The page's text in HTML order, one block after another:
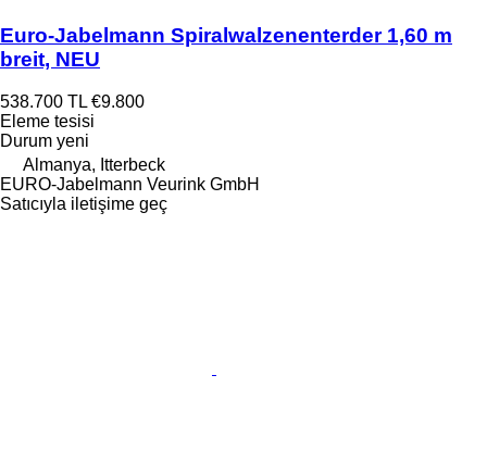
Euro-Jabelmann Spiralwalzenenterder 1,60 m
breit, NEU
538.700 TL €9.800
Eleme tesisi
Durum yeni
Almanya, Itterbeck
EURO-Jabelmann Veurink GmbH
Satıcıyla iletişime geç